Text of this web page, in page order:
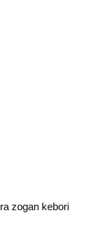
zogan kebori